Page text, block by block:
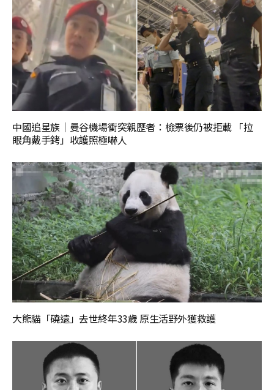
中國追星族｜曼谷機場衝突親歷者：檢票後仍被拒載 「拉
眼角戴手銬」收護照極嚇人
大熊貓「磽遠」去世終年33歲 原生活野外獲救護